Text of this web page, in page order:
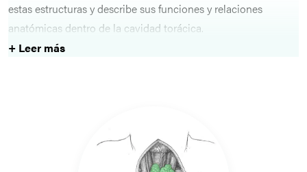
estas estructuras y describe sus funciones y relaciones
anatómicas dentro de la cavidad torácica.
Estructuras clave
función y los detalles anatómicos clave.
+ Leer más